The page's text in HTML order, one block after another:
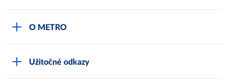
O METRO
Užitočné odkazy